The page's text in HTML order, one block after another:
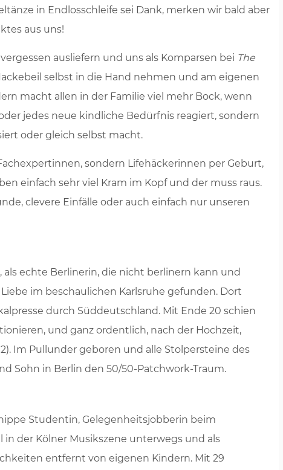
in Endlosschleife sei Dank, merken wir bald aber
aus uns!
ausliefern und uns als Komparsen bei The
selbst in die Hand nehmen und am eigenen
macht allen in der Familie viel mehr Bock, wenn
jedes neue kindliche Bedürfnis reagiert, sondern
oder gleich selbst macht.
sondern Lifehäckerinnen per Geburt,
einfach sehr viel Kram im Kopf und der muss raus.
clevere Einfälle oder auch einfach nur unseren
echte Berlinerin, die nicht berlinern kann und
im beschaulichen Karlsruhe gefunden. Dort
durch Süddeutschland. Mit Ende 20 schien
und ganz ordentlich, nach der Hochzeit,
Im Pullunder geboren und alle Stolpersteine des
Sohn in Berlin den 50/50-Patchwork-Traum.
Studentin, Gelegenheitsjobberin beim
der Kölner Musikszene unterwegs und als
entfernt von eigenen Kindern. Mit 29